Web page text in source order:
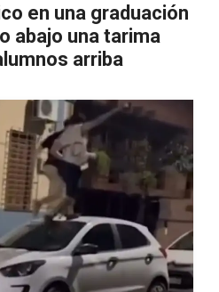
en una graduación
abajo una tarima
arriba